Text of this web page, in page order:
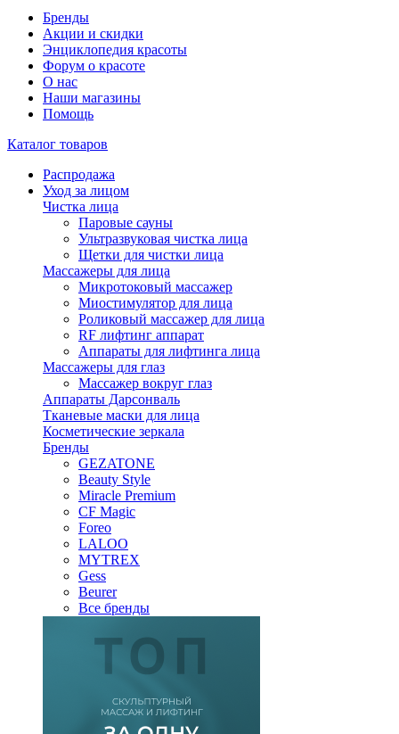
Бренды
Акции и скидки
Энциклопедия красоты
Форум о красоте
О нас
Наши магазины
Помощь
Каталог товаров
Распродажа
Уход за лицом
Чистка лица
Паровые сауны
Ультразвуковая чистка лица
Щетки для чистки лица
Массажеры для лица
Микротоковый массажер
Миостимулятор для лица
Роликовый массажер для лица
RF лифтинг аппарат
Аппараты для лифтинга лица
Массажеры для глаз
Массажер вокруг глаз
Аппараты Дарсонваль
Тканевые маски для лица
Косметические зеркала
Бренды
GEZATONE
Beauty Style
Miracle Premium
CF Magic
Foreo
LALOO
MYTREX
Gess
Beurer
Все бренды